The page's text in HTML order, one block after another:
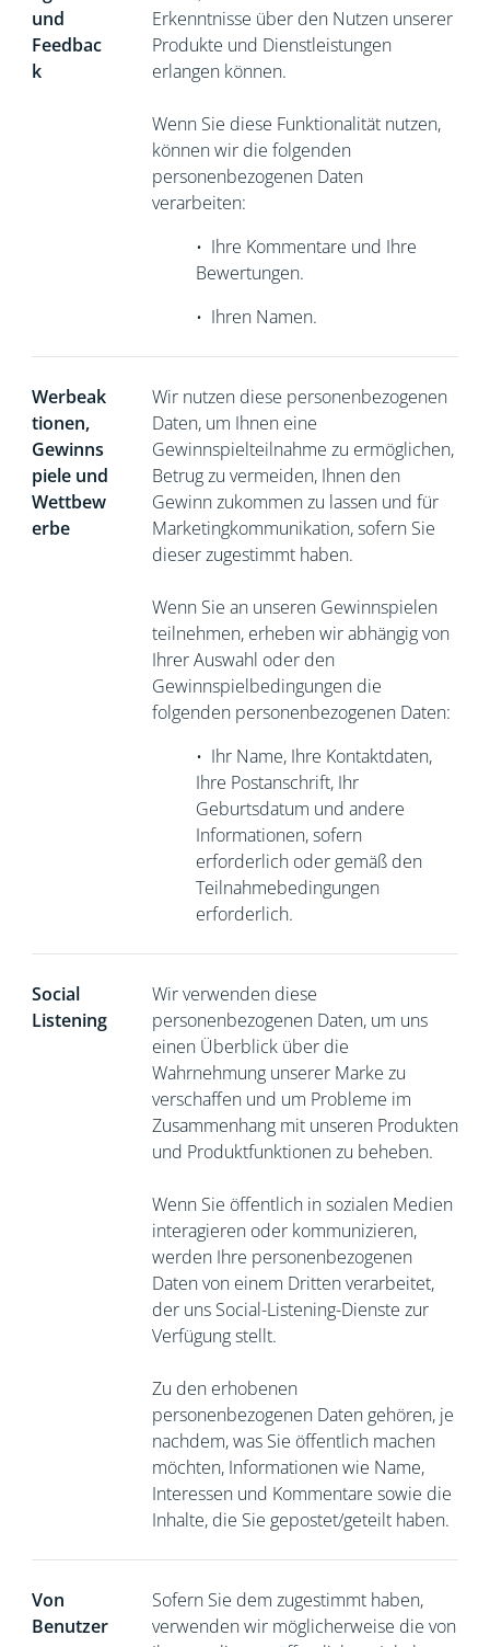
und
Feedbac
k
Erkenntnisse über den Nutzen unserer
Produkte und Dienstleistungen
erlangen können.
Wenn Sie diese Funktionalität nutzen,
können wir die folgenden
personenbezogenen Daten
verarbeiten:
• Ihre Kommentare und Ihre
Bewertungen.
• Ihren Namen.
Werbeak
tionen,
Gewinns
piele und
Wettbew
erbe
Wir nutzen diese personenbezogenen
Daten, um Ihnen eine
Gewinnspielteilnahme zu ermöglichen,
Betrug zu vermeiden, Ihnen den
Gewinn zukommen zu lassen und für
Marketingkommunikation, sofern Sie
dieser zugestimmt haben.
Wenn Sie an unseren Gewinnspielen
teilnehmen, erheben wir abhängig von
Ihrer Auswahl oder den
Gewinnspielbedingungen die
folgenden personenbezogenen Daten:
• Ihr Name, Ihre Kontaktdaten,
Ihre Postanschrift, Ihr
Geburtsdatum und andere
Informationen, sofern
erforderlich oder gemäß den
Teilnahmebedingungen
erforderlich.
Social
Listening
Wir verwenden diese
personenbezogenen Daten, um uns
einen Überblick über die
Wahrnehmung unserer Marke zu
verschaffen und um Probleme im
Zusammenhang mit unseren Produkten
und Produktfunktionen zu beheben.
Wenn Sie öffentlich in sozialen Medien
interagieren oder kommunizieren,
werden Ihre personenbezogenen
Daten von einem Dritten verarbeitet,
der uns Social-Listening-Dienste zur
Verfügung stellt.
Zu den erhobenen
personenbezogenen Daten gehören, je
nachdem, was Sie öffentlich machen
möchten, Informationen wie Name,
Interessen und Kommentare sowie die
Inhalte, die Sie gepostet/geteilt haben.
Von
Benutzer
Sofern Sie dem zugestimmt haben,
verwenden wir möglicherweise die von